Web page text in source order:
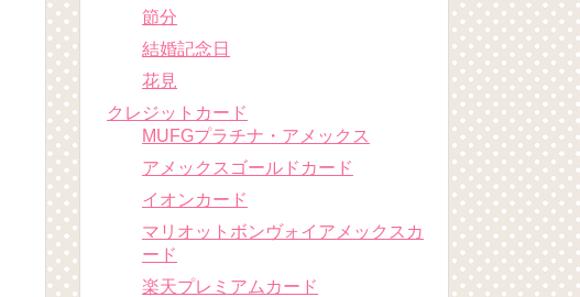
節分
結婚記念日
花見
クレジットカード
MUFGプラチナ・アメックス
アメックスゴールドカード
イオンカード
マリオットボンヴォイアメックスカ
ード
楽天プレミアムカード